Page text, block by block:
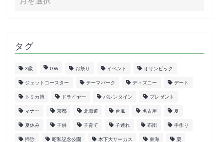
タグ
3歳 GW お祭り イベント オリンピック
ジェットコースター テーマパーク ディズニー デート
トミカ博 ドライヤー バレンタイン プレゼント
マナー 京都 北海道 台風 名古屋 夏
夏休み 子供 子育て 子連れ 布団 手作り
掃除 昭和記念公園 木下大サーカス 東海 栗